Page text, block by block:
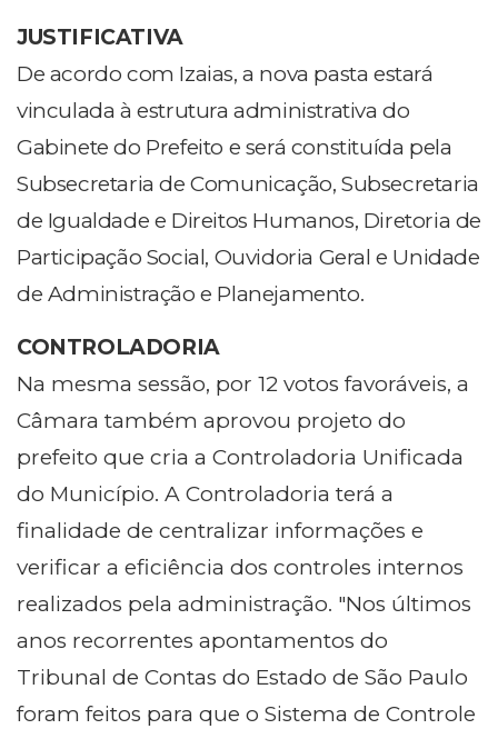
JUSTIFICATIVA
De acordo com Izaias, a nova pasta estará
vinculada à estrutura administrativa do
Gabinete do Prefeito e será constituída pela
Subsecretaria de Comunicação, Subsecretaria
de Igualdade e Direitos Humanos, Diretoria de
Participação Social, Ouvidoria Geral e Unidade
de Administração e Planejamento.
CONTROLADORIA
Na mesma sessão, por 12 votos favoráveis, a
Câmara também aprovou projeto do
prefeito que cria a Controladoria Unificada
do Município. A Controladoria terá a
finalidade de centralizar informações e
verificar a eficiência dos controles internos
realizados pela administração. "Nos últimos
anos recorrentes apontamentos do
Tribunal de Contas do Estado de São Paulo
foram feitos para que o Sistema de Controle